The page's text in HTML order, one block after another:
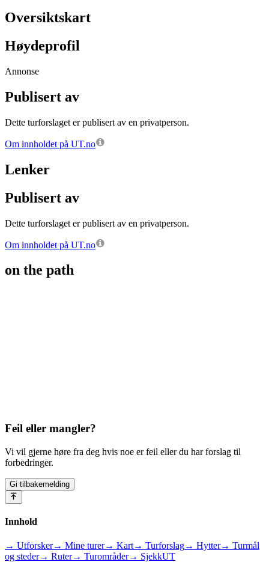
Oversiktskart
Høydeprofil
Annonse
Publisert av
Dette turforslaget er publisert av en privatperson.
Om innholdet på UT.no
Lenker
Publisert av
Dette turforslaget er publisert av en privatperson.
Om innholdet på UT.no
on the path
Feil eller mangler?
Vi vil gjerne høre fra deg hvis noe er feil eller du har forslag til
forbedringer.
Gi tilbakemelding
Innhold
→ Utforsker→ Mine turer→ Kart→ Turforslag→ Hytter→ Turmål
og steder→ Ruter→ Turområder→ SjekkUT